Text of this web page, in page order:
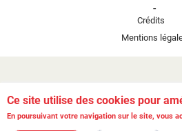
-
Crédits
Mentions
Ce site utilise des cookies pour
En poursuivant votre navigation sur le site, vous